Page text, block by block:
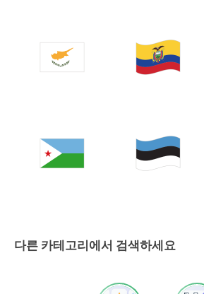
다른 카테고리에서 검색하세요